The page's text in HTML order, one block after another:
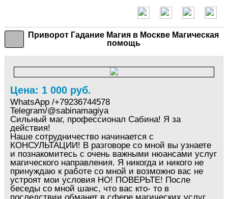
Приворот Гадание Магия в Москве Магическая
помощь
Цена: 1 000 руб.
WhatsApp /+79236744578
Telegram/@sabinamagiya
Сильный маг, профессионал Сабина! Я за
действия!
Наше сотрудничество начинается с
КОНСУЛЬТАЦИИ! В разговоре со мной вы узнаете
и познакомитесь с очень важными нюансами услуг
магического направления. Я никогда и никого не
принуждаю к работе со мной и возможно вас не
устроят мои условия НО! ПОВЕРЬТЕ! После
беседы со мной шанс, что вас кто- то в